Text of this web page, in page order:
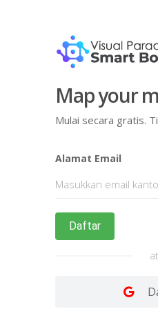
Map your
Mulai secara gratis.
Alamat Email
Daftar